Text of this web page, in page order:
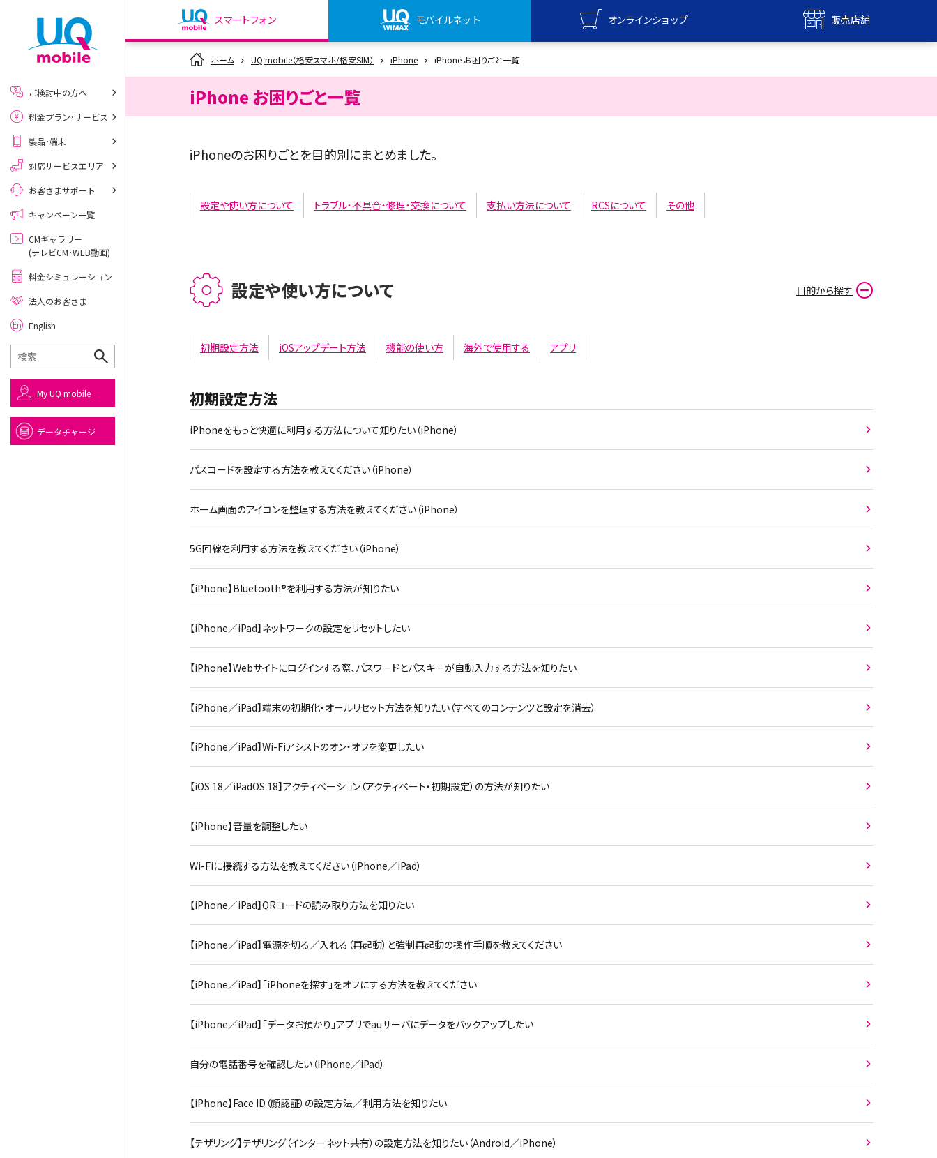
スマートフォン モバイルネット オンラインショップ 販売店舗
my UQ WiMAX
My UQ mobile
UQ mobile ご契約の方
UQ mobile
データチャージサイト
オンラインショップ 販売店舗
ホーム UQ mobile（格安スマホ/格安SIM） iPhone iPhone お困りごと一覧
iPhone お困りごと一覧
iPhoneのお困りごとを目的別にまとめました。
設定や使い方について トラブル・不具合・修理・交換について 支払い方法について RCSについて その他
設定や使い方について 目的から探す
初期設定方法 iOSアップデート方法 機能の使い方 海外で使用する アプリ
初期設定方法
iPhoneをもっと快適に利用する方法について知りたい（iPhone）
パスコードを設定する方法を教えてください（iPhone）
ホーム画面のアイコンを整理する方法を教えてください（iPhone）
5G回線を利用する方法を教えてください（iPhone）
【iPhone】Bluetooth®を利用する方法が知りたい
【iPhone／iPad】ネットワークの設定をリセットしたい
【iPhone】Webサイトにログインする際、パスワードとパスキーが自動入力する方法を知りたい
【iPhone／iPad】端末の初期化・オールリセット方法を知りたい（すべてのコンテンツと設定を消去）
【iPhone／iPad】Wi-Fiアシストのオン・オフを変更したい
【iOS 18／iPadOS 18】アクティベーション（アクティベート・初期設定）の方法が知りたい
【iPhone】音量を調整したい
Wi-Fiに接続する方法を教えてください（iPhone／iPad）
【iPhone／iPad】QRコードの読み取り方法を知りたい
【iPhone／iPad】電源を切る／入れる（再起動）と強制再起動の操作手順を教えてください
【iPhone／iPad】「iPhoneを探す」をオフにする方法を教えてください
【iPhone／iPad】「データお預かり」アプリでauサーバにデータをバックアップしたい
自分の電話番号を確認したい（iPhone／iPad）
【iPhone】Face ID（顔認証）の設定方法／利用方法を知りたい
【テザリング】テザリング（インターネット共有）の設定方法を知りたい（Android／iPhone）
ご検討中の方へ
料金プラン･サービス
製品･端末
対応サービスエリア
お客さまサポート
キャンペーン一覧
CMギャラリー
(テレビCM･WEB動画)
料金シミュレーション
法人のお客さま
English
My UQ mobile
データチャージ